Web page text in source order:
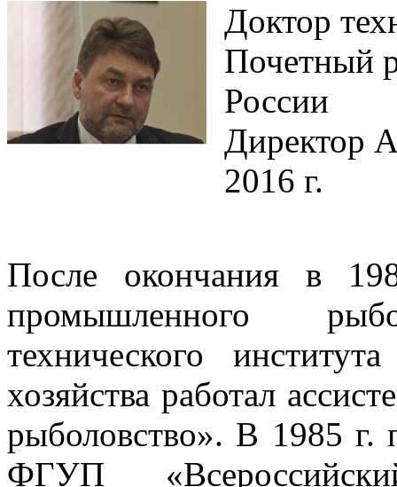
Доктор
Почетный
России
Директор
2016 г.
После окончания в
промышленного
технического
хозяйства работал
рыболовство». В 1985 г.
ФГУП «Всероссийский